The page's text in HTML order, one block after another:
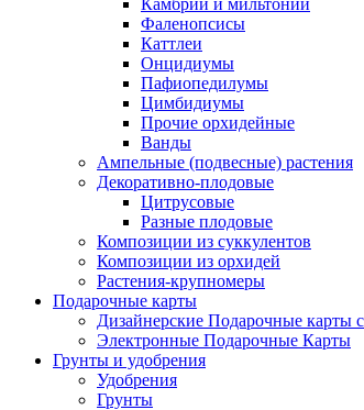
Камбрии и мильтонии
Фаленопсисы
Каттлеи
Онцидиумы
Пафиопедилумы
Цимбидиумы
Прочие орхидейные
Ванды
Ампельные (подвесные) растения
Декоративно-плодовые
Цитрусовые
Разные плодовые
Композиции из суккулентов
Композиции из орхидей
Растения-крупномеры
Подарочные карты
Дизайнерские Подарочные карты
Электронные Подарочные Карты
Грунты и удобрения
Удобрения
Грунты